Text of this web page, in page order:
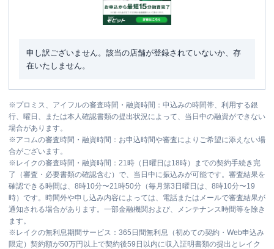
申し訳ございません。該当の店舗が登録されていないか、存
在いたしません。
※プロミス、アイフルの審査時間・融資時間：申込みの時間帯、利用する銀
行、曜日、または本人確認書類の提出状況によって、当日中の融資ができない
場合があります。
※アコムの審査時間・融資時間：お申込時間や審査によりご希望に添えない場
合がございます。
※ レイクの審査時間・融資時間：21時（日曜日は18時）までの契約手続き完
了（審査・必要書類の確認含む）で、当日中に振込みが可能です。審査結果を
確認できる時間は、8時10分〜21時50分（毎月第3日曜日は、8時10分〜19
時）です。時間外や申し込み内容によっては、電話またはメールで審査結果が
通知される場合があります。一部金融機関および、メンテナンス時間等を除き
ます。
※ レイクの無利息期間サービス：365日間無利息（初めての契約・Web申込み
限定）契約額が50万円以上で契約後59日以内に収入証明書類の提出とレイク